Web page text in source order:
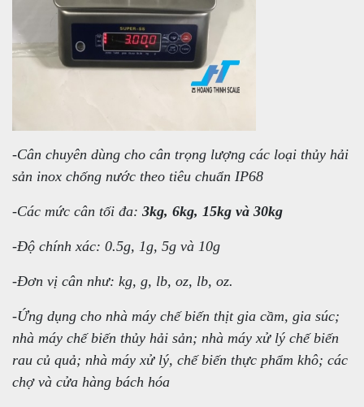
-Cân chuyên dùng cho cân trọng lượng các loại thủy hải
sản inox chống nước theo tiêu chuẩn IP68
-Các mức cân tối đa: 3kg, 6kg, 15kg và 30kg
-Độ chính xác: 0.5g, 1g, 5g và 10g
-Đơn vị cân như: kg, g, lb, oz, lb, oz.
-Ứng dụng cho nhà máy chế biến thịt gia cầm, gia súc;
nhà máy chế biến thủy hải sản; nhà máy xử lý chế biến
rau củ quả; nhà máy xử lý, chế biến thực phẩm khô; các
chợ và cửa hàng bách hóa